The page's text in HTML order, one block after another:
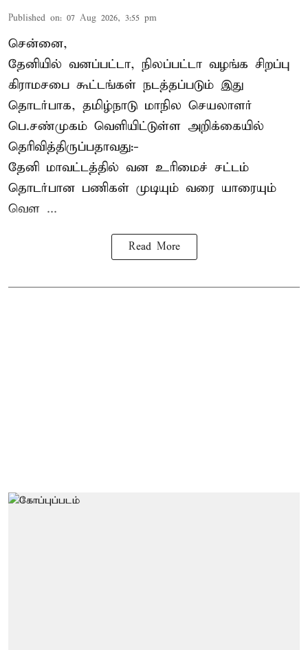
Published on: 07 Aug 2026, 3:55 pm
சென்னை,
தேனியில் வனப்பட்டா, நிலப்பட்டா வழங்க சிறப்பு
கிராமசபை கூட்டங்கள் நடத்தப்படும் இது
தொடர்பாக, தமிழ்நாடு மாநில செயலாளர்
பெ.சண்முகம் வெளியிட்டுள்ள அறிக்கையில்
தெரிவித்திருப்பதாவது:-
தேனி மாவட்டத்தில் வன உரிமைச் சட்டம்
தொடர்பான பணிகள் முடியும் வரை யாரையும்
வெள ...
Read More